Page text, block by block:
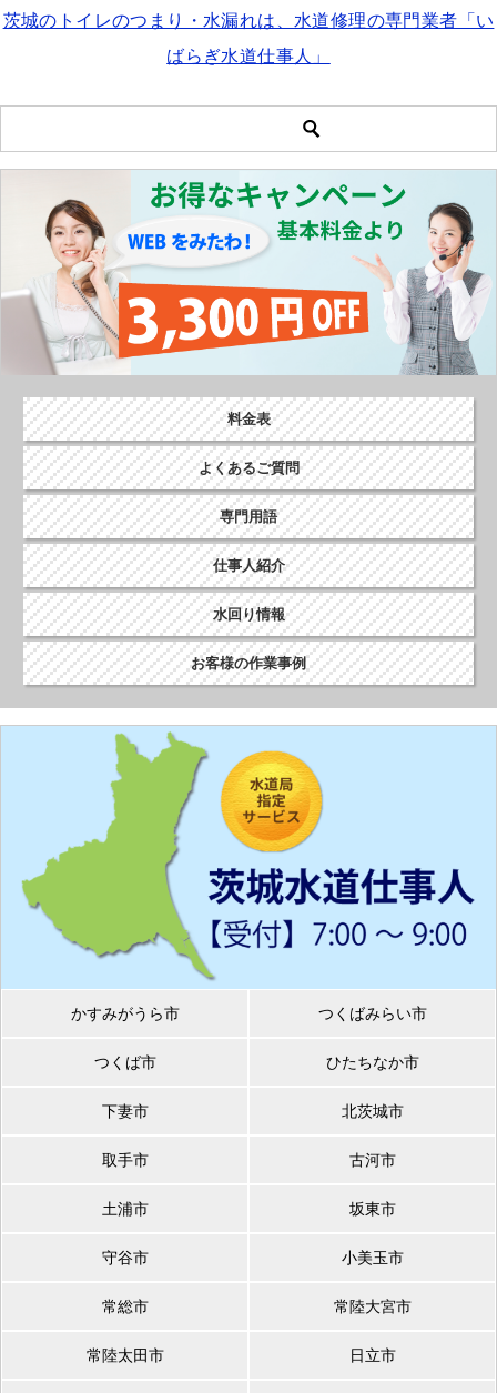
tt e c
b
o
茨城のトイレのつまり・水漏れは、水道修理の専門業者「い
ばらぎ水道仕事人」
料金表
よくあるご質問
専門用語
仕事人紹介
水回り情報
お客様の作業事例
かすみがうら市 つくばみらい市
つくば市 ひたちなか市
下妻市 北茨城市
取手市 古河市
土浦市 坂東市
守谷市 小美玉市
常総市 常陸大宮市
常陸太田市 日立市